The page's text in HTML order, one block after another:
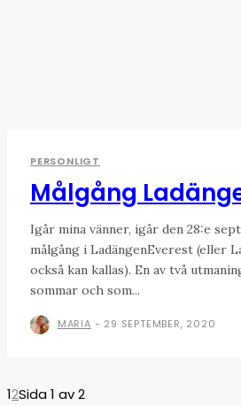
PERSONLIGT
Målgång
Igår mina vänner, igår den 28:e
målgång i LadängenEverest (eller
också kan kallas). En av två
sommar och som...
MARIA - 29 SEPTEMBER, 2020
12Sida 1 av 2